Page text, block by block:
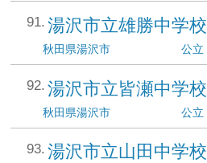
湯沢市立雄勝中学校
秋田県湯沢市 公立
湯沢市立皆瀬中学校
秋田県湯沢市 公立
湯沢市立山田中学校